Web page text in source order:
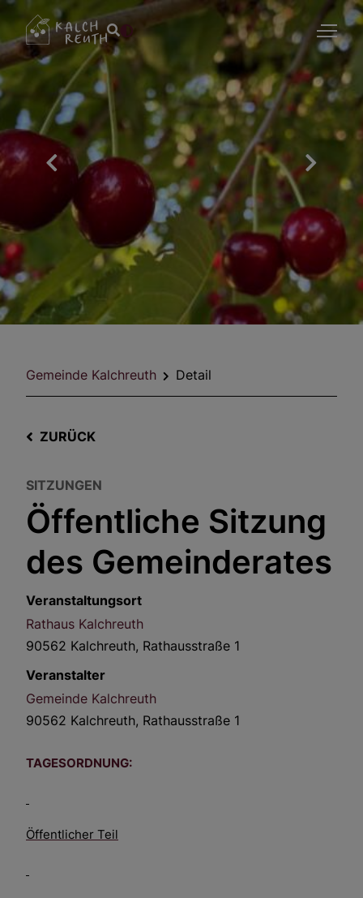
Gemeinde Kalchreuth Detail
ZURÜCK
SITZUNGEN
Öffentliche Sitzung
des Gemeinderates
TAGESORDNUNG:
Öffentlicher Teil
Veranstaltungsort
Rathaus Kalchreuth
90562 Kalchreuth, Rathausstraße 1
Veranstalter
Gemeinde Kalchreuth
90562 Kalchreuth, Rathausstraße 1